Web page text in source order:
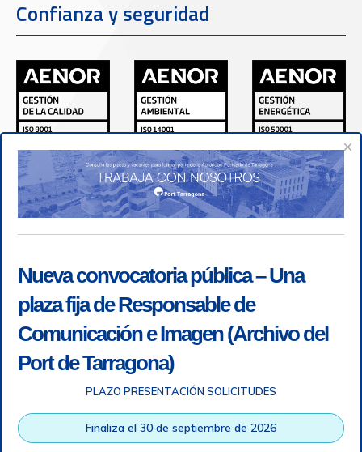
Confianza y seguridad
grabación telefónica
| SGSI |
Login
Autoridad Portuaria de Tarragona © Todos los derechos
×
Nueva convocatoria pública – Una
plaza fija de Responsable de
Comunicación e Imagen (Archivo del
Port de Tarragona)
PLAZO PRESENTACIÓN SOLICITUDES
Finaliza el 30 de septiembre de 2026